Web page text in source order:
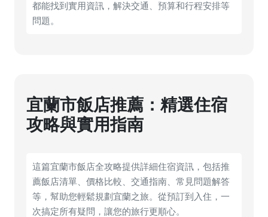
都能找到實用資訊，解決交通、預算和行程安排等
問題。
宜蘭市飯店推薦：精選住宿
攻略與實用指南
這篇宜蘭市飯店全攻略提供詳細住宿資訊，包括推
薦飯店清單、價格比較、交通指南、常見問題解答
等，幫助您輕鬆規劃宜蘭之旅。從預訂到入住，一
次搞定所有疑問，讓您的旅行更順心。